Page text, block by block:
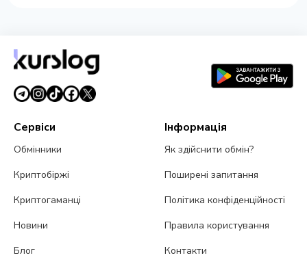
Сервіси
Обмінники
Криптобіржі
Криптогаманці
Новини
Блог
Інформація
Як здійснити обмін?
Поширені запитання
Політика конфіденційності
Правила користування
Контакти